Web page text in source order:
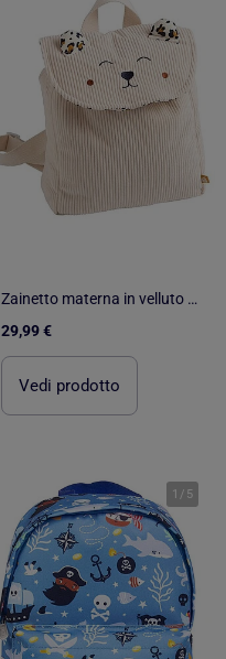
Zainetto materna in velluto a coste con dolci orecchiette per - SAUTHON
29,99 €
Vedi prodotto
1 / 5